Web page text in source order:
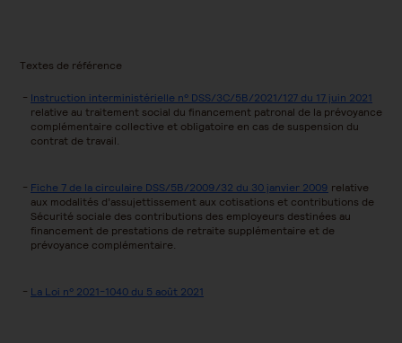
Textes de référence
Instruction interministérielle n° DSS/3C/5B/2021/127 du 17 juin 2021
relative au traitement social du financement patronal de la prévoyance
complémentaire collective et obligatoire en cas de suspension du
contrat de travail.
Fiche 7 de la circulaire DSS/5B/2009/32 du 30 janvier 2009 relative
aux modalités d’assujettissement aux cotisations et contributions de
Sécurité sociale des contributions des employeurs destinées au
financement de prestations de retraite supplémentaire et de
prévoyance complémentaire.
La Loi n° 2021-1040 du 5 août 2021